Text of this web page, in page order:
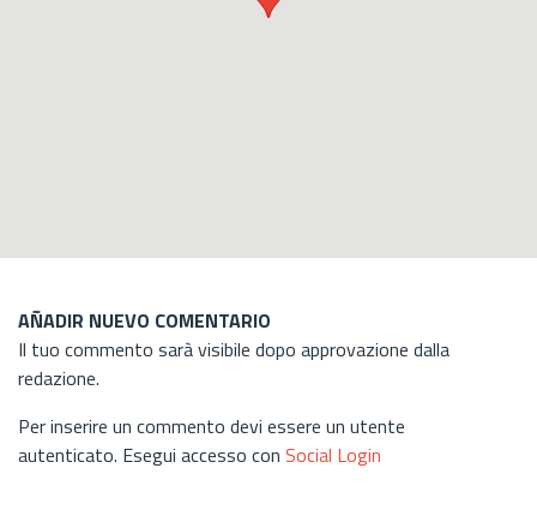
AÑADIR NUEVO COMENTARIO
Il tuo commento sarà visibile dopo approvazione dalla
redazione.
Per inserire un commento devi essere un utente
autenticato. Esegui accesso con Social Login